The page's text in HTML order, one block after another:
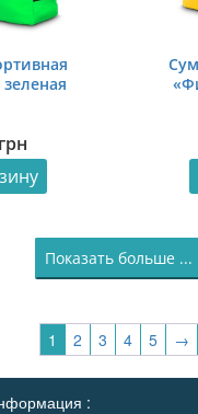
грн
Показать больше ...
1 2 3 4 5 →
: